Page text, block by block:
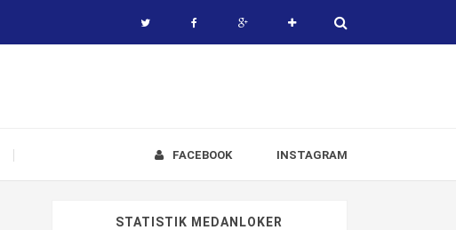
INSTAGRAM
FACEBOOK
STATISTIK MEDANLOKER